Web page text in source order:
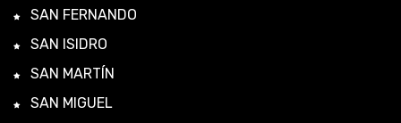
SAN FERNANDO
SAN ISIDRO
SAN MARTÍN
SAN MIGUEL